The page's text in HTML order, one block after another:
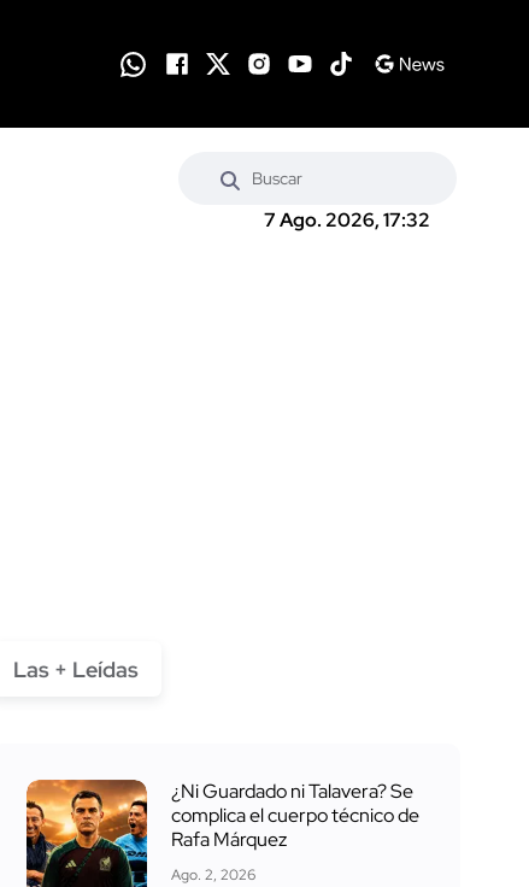
7 Ago. 2026, 17:32
Las + Leídas
¿Ni Guardado ni Talavera? Se
complica el cuerpo técnico de
Rafa Márquez
Ago. 2, 2026